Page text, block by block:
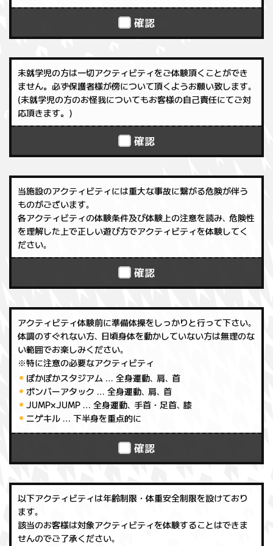
確認
未就学児の方は一切アクティビティをご体験頂くことができ
ません。必ず保護者様が傍について頂くようお願い致します｡
(未就学児の方のお怪我についてもお客様の自己責任にてご対
応頂きます。)
確認
当施設のアクティビティには重大な事故に繋がる危険が伴う
ものがございます｡
各アクティビティの体験条件及び体験上の注意を読み､ 危険性
を理解した上で正しい遊び方でアクティビティを体験してく
ださい｡
確認
アクティビティ体験前に準備体操をしっかりと行って下さい｡
体調のすぐれない方､ 日頃身体を動かしていない方は無理のな
い範囲でお楽しみください｡
※特に注意の必要なアクティビティ
ぽかぽかスタジアム … 全身運動､ 肩､ 首
ボンバーアタック … 全身運動､ 肩､ 首
JUMP×JUMP … 全身運動､ 手首・足首､ 膝
ニゲキル … 下半身を重点的に
確認
以下アクティビティは年齢制限・体重安全制限を設けており
ます｡
該当のお客様は対象アクティビティを体験することはできま
せんのでご了承ください｡